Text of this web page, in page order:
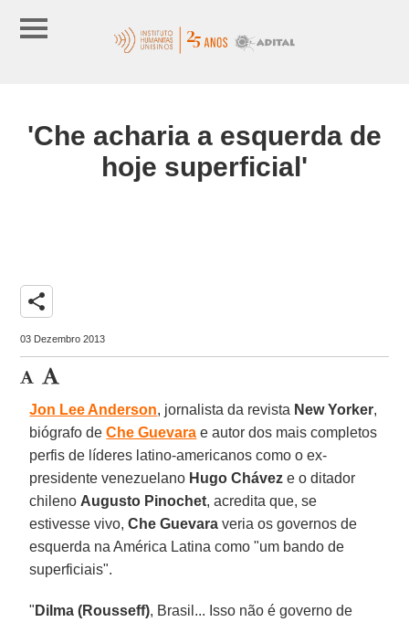
'Che acharia a esquerda de
hoje superficial'
share
03 Dezembro 2013
Jon Lee Anderson, jornalista da revista New Yorker,
biógrafo deChe Guevara e autor dos mais completos
perfis de líderes latino-americanos como o ex-
presidente venezuelano Hugo Chávez e o ditador
chileno Augusto Pinochet, acredita que, se
estivesse vivo,Che Guevara veria os governos de
esquerda na América Latina como "um bando de
superficiais".
" Dilma (Rousseff), Brasil... Isso não é governo de